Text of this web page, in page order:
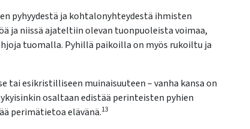
pyhyydestä ja kohtalonyhteydestä ihmisten
ja niissä ajateltiin olevan tuonpuoleista voimaa,
tuomalla. Pyhillä paikoilla on myös rukoiltu ja
tai esikristilliseen muinaisuuteen – vanha kansa on
osaltaan edistää perinteisten pyhien
perimätietoa elävänä.13